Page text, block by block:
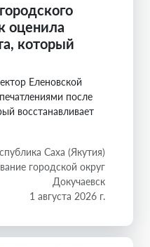
оценила
который
Еленовской
после
восстанавливает
Саха (Якутия)
городской округ
Докучаевск
1 августа 2026 г.